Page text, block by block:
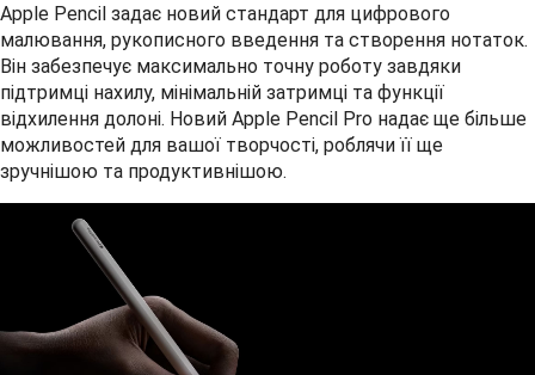
Apple Pencil задає новий стандарт для цифрового
малювання, рукописного введення та створення нотаток.
Він забезпечує максимально точну роботу завдяки
підтримці нахилу, мінімальній затримці та функції
відхилення долоні. Новий Apple Pencil Pro надає ще більше
можливостей для вашої творчості, роблячи її ще
зручнішою та продуктивнішою.